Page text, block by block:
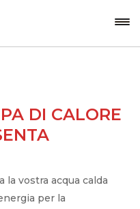
DI CALORE
vostra acqua calda
per la